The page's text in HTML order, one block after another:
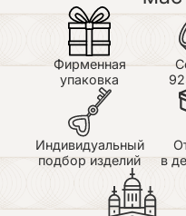
Андрей
25.06.2026
Достоинства:
занимаюсь
через меня прошло
предметов в том
большая редкость
таким качеством,
Очень доволен
мастеров ))
Фирменная
упаковка
Индивидуальный
подбор изделий
в